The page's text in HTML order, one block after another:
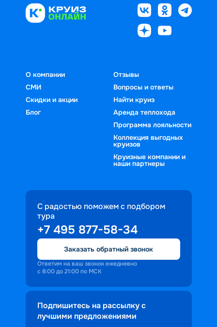
О компании
СМИ
Скидки и акции
Блог
Отзывы
Вопросы и ответы
Найти круиз
Аренда теплохода
Программа лояльности
Коллекция выгодных
круизов
Круизные компании и
наши партнеры
С радостью поможем с подбором
тура
+7 495 877-58-34
Заказать обратный звонок
Ответим на ваш звонок ежедневно
с 8:00 до 21:00 по МСК
Подпишитесь на рассылку с
лучшими предложениями